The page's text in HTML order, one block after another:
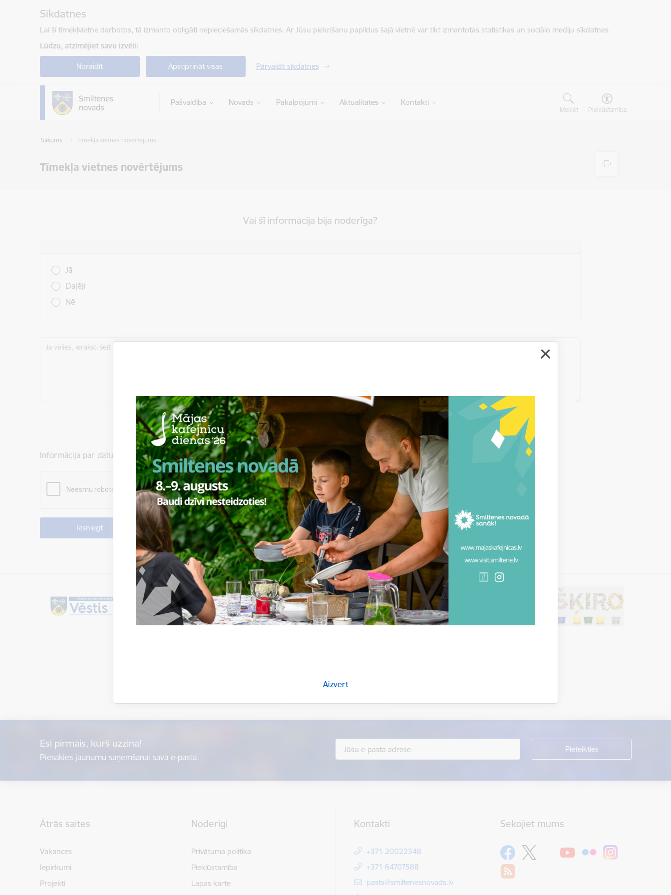
Sīkdatnes
Lai šī tīmekļvietne darbotos, tā izmanto obligāti nepieciešamās sīkdatnes. Ar Jūsu piekrišanu papildus šajā vietnē var tikt izmantotas statistikas un sociālo mediju sīkdatnes.
Lūdzu, atzīmējiet savu izvēli:
Noraidīt Apstiprināt visas Pārvaldīt sīkdatnes
Pašvaldība Novads Pakalpojumi Aktualitātes Kontakti
Meklēt Piekļūstamība
Sākums Tīmekļa vietnes novērtējums
Tīmekļa vietnes novērtējums
Aizvērt
Vai šī informācija bija noderīga?
Jā
Daļēji
Nē
Ja vēlies, ieraksti šeit komentāru
Vēlos atstāt savu e-pastu saziņai
Informācija par datu apstrādi ir atrodama sadaļā:
Esi pirmais, kurš uzzina!
Piesakies jaunumu saņemšanai savā e-pastā.
Ātrās saites
Vakances
Iepirkumi
Projekti
Noderīgi
Privātuma politika
Piekļūstamība
Lapas karte
Kontakti
+371 20022348
+371 64707588
E-pasts:
pasts@smiltenesnovads.lv
Sekojiet mums